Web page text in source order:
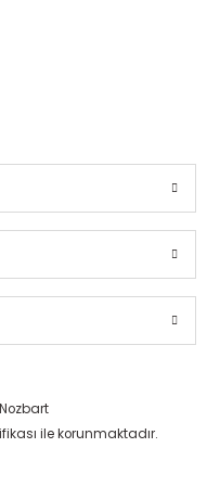
ile korunmaktadır.